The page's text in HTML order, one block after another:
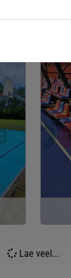
Lae veel...